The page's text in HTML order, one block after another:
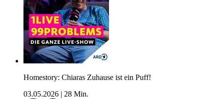
Homestory: Chiaras Zuhause ist ein Puff!
03.05.2026
28 Min.